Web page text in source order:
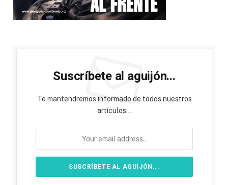
Suscríbete al aguijón...
Te mantendremos informado de todos nuestros
artículos...